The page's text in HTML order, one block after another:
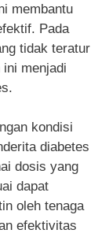
membantu
Pada
tidak teratur
ini menjadi
kondisi
diabetes
dosis yang
dapat
oleh tenaga
efektivitas